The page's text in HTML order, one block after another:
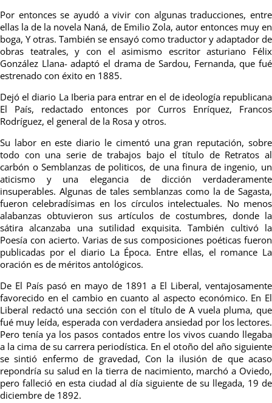
Por entonces se ayudó a vivir con algunas traducciones, entre
ellas la de la novela Naná, de Emilio Zola, autor entonces muy en
boga, Y otras. También se ensayó como traductor y adaptador de
obras teatrales, y con el asimismo escritor asturiano Félix
González Llana- adaptó el drama de Sardou, Fernanda, que fué
estrenado con éxito en 1885.
Dejó el diario La Iberia para entrar en el de ideología republicana
El País, redactado entonces por Curros Enríquez, Francos
Rodríguez, el general de la Rosa y otros.
Su labor en este diario le cimentó una gran reputación, sobre
todo con una serie de trabajos bajo el título de Retratos al
carbón o Semblanzas de politicos, de una finura de ingenio, un
aticismo y una elegancia de dicción verdaderamente
insuperables. Algunas de tales semblanzas como la de Sagasta,
fueron celebradísimas en los círculos intelectuales. No menos
alabanzas obtuvieron sus artículos de costumbres, donde la
sátira alcanzaba una sutilidad exquisita. También cultivó la
Poesía con acierto. Varias de sus composiciones poéticas fueron
publicadas por el diario La Época. Entre ellas, el romance La
oración es de méritos antológicos.
De El País pasó en mayo de 1891 a El Liberal, ventajosamente
favorecido en el cambio en cuanto al aspecto económico. En El
Liberal redactó una sección con el título de A vuela pluma, que
fué muy leída, esperada con verdadera ansiedad por los lectores.
Pero tenía ya los pasos contados entre los vivos cuando llegaba
a la cima de su carrera periodística. En el otoño del año siguiente
se sintió enfermo de gravedad, Con la ilusión de que acaso
repondría su salud en la tierra de nacimiento, marchó a Oviedo,
pero falleció en esta ciudad al día siguiente de su llegada, 19 de
diciembre de 1892.